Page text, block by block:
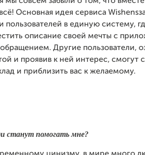
Основная идея сервиса
пользователей в единую систему,
описание своей мечты с
Другие пользователи,
и проявив к ней интерес, смогут
и приблизить вас к желаемому.
станут помогать мне?